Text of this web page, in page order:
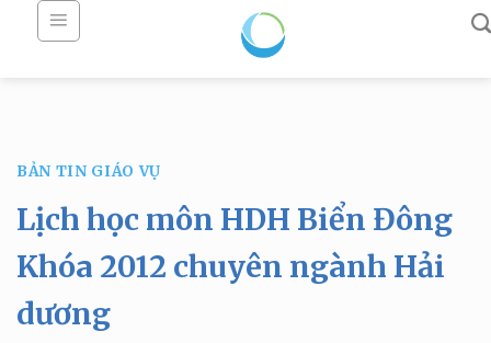
BẢN TIN GIÁO VỤ
Lịch học môn HDH Biển Đông
Khóa 2012 chuyên ngành Hải
dương